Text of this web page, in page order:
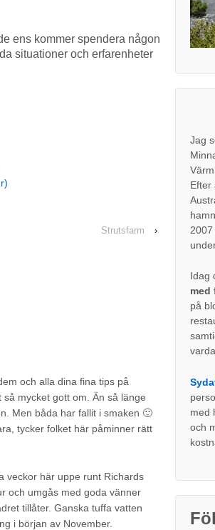
ens kommer spendera någon
situationer och erfarenheter
Strutsfarm ›
och alla dina fina tips på
mycket gott om. Än så länge
Men båda har fallit i smaken 🙂
tycker folket här påminner rätt
veckor här uppe runt Richards
och umgås med goda vänner
tillåter. Ganska tuffa vatten
i början av November.
Jag
Efter
Idag
med
på
med
och